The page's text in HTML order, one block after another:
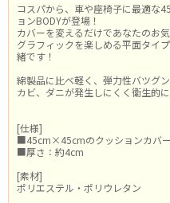
コスパから、車や座椅子に最適な
ョンBODYが登場！
カバーを変えるだけであなたのお
グラフィックを楽しめる平面タイ
緒です！
綿製品に比べ軽く、弾力性バツグン
カビ、ダニが発生しにくく衛生的
[仕様]
■45cm×45cmのクッションカバ
■厚さ：約4cm
[素材]
ポリエステル・ポリウレタン